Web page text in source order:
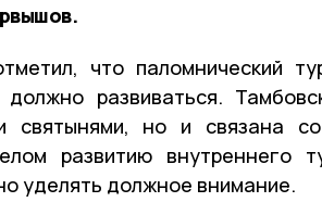
что паломнический
должно развиваться.
святынями, но и связана
развитию внутреннего
уделять должное внимание.